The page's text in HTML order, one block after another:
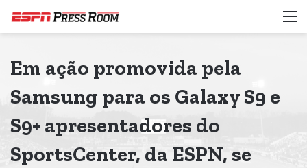
Em ação promovida pela
Samsung para os Galaxy S9 e
S9+ apresentadores do
SportsCenter, da ESPN, se